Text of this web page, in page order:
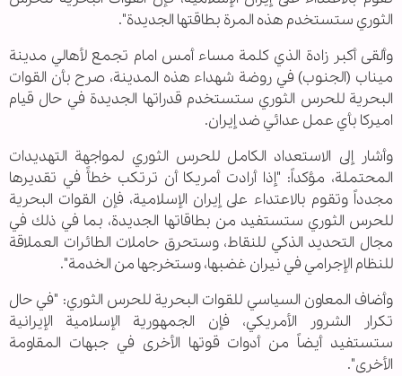
الثوري ستستخدم هذه المرة بطاقتها الجديدة".
وألقى أكبر زادة الذي كلمة مساء أمس امام تجمع لأهالي مدينة
ميناب (الجنوب) في روضة شهداء هذه المدينة، صرح بأن القوات
البحرية للحرس الثوري ستستخدم قدراتها الجديدة في حال قيام
اميركا بأي عمل عدائي ضد إيران.
وأشار إلى الاستعداد الكامل للحرس الثوري لمواجهة التهديدات
المحتملة، مؤكداً: "إذا أرادت أمريكا أن ترتكب خطأً في تقديرها
مجدداً وتقوم بالاعتداء على إيران الإسلامية، فإن القوات البحرية
للحرس الثوري ستستفيد من بطاقاتها الجديدة، بما في ذلك في
مجال التحديد الذكي للنقاط، وستحرق حاملات الطائرات العملاقة
للنظام الإجرامي في نيران غضبها، وستخرجها من الخدمة".
وأضاف المعاون السياسي للقوات البحرية للحرس الثوري: "في حال
تكرار الشرور الأمريكي، فإن الجمهورية الإسلامية الإيرانية
ستستفيد أيضاً من أدوات قوتها الأخرى في جبهات المقاومة
الأخرى".